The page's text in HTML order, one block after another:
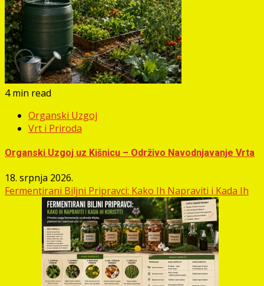
4 min read
Organski Uzgoj
Vrt i Priroda
Organski Uzgoj uz Kišnicu – Održivo Navodnjavanje Vrta
18. srpnja 2026.
Fermentirani Biljni Pripravci: Kako Ih Napraviti i Kada Ih